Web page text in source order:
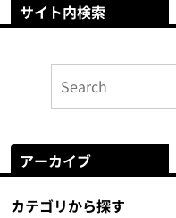
サイト内検索
アーカイブ
カテゴリから探す